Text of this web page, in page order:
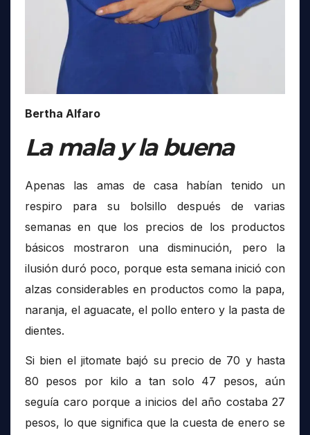
Bertha Alfaro
La mala y la buena
Apenas las amas de casa habían tenido un
respiro para su bolsillo después de varias
semanas en que los precios de los productos
básicos mostraron una disminución, pero la
ilusión duró poco, porque esta semana inició con
alzas considerables en productos como la papa,
naranja, el aguacate, el pollo entero y la pasta de
dientes.
Si bien el jitomate bajó su precio de 70 y hasta
80 pesos por kilo a tan solo 47 pesos, aún
seguía caro porque a inicios del año costaba 27
pesos, lo que significa que la cuesta de enero se